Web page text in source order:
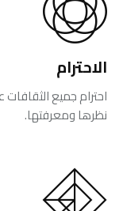
الاحترام
احترام جميع
نظرها ومعرفتها.